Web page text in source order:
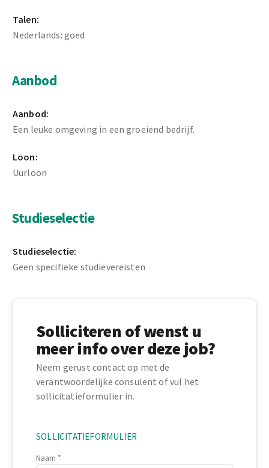
Talen:
Nederlands: goed
Aanbod
Aanbod:
Een leuke omgeving in een groeiend bedrijf.
Loon:
Uurloon
Studieselectie
Studieselectie:
Geen specifieke studievereisten
Solliciteren of wenst u
meer info over deze job?
Neem gerust contact op met de
verantwoordelijke consulent of vul het
sollicitatieformulier in.
SOLLICITATIEFORMULIER
Naam